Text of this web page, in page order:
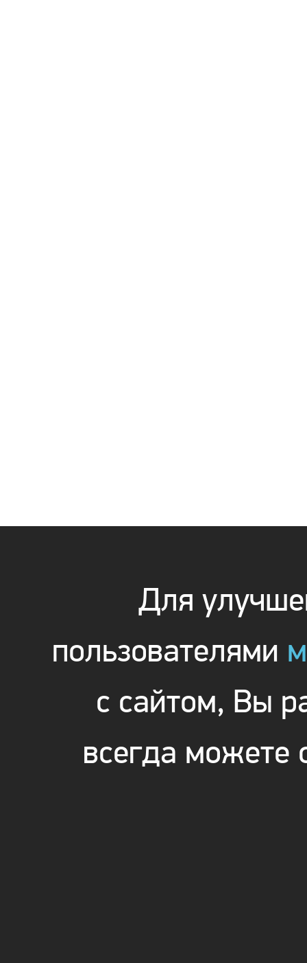
Для
пользователями
с сайтом, Вы
всегда можете